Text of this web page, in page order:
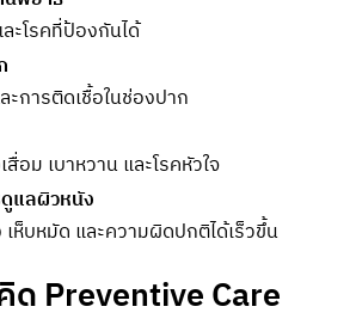
ะโรคที่ป้องกันได้
การติดเชื้อในช่องปาก
อม เบาหวาน และโรคหัวใจ
แลผิวหนัง
ห็บหมัด และความผิดปกติได้เร็วขึ้น
ด Preventive Care